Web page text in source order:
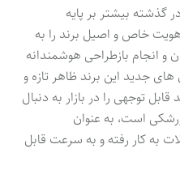
گذشته بیشتر بر پایه
خاص و اصیل برند را به
انجام بازطراحی هوشمندانه
جدید این برند ظاهر تازه و
توجهی را در بازار به دنبال
است، به عنوان
به کار رفته و به سرعت قابل